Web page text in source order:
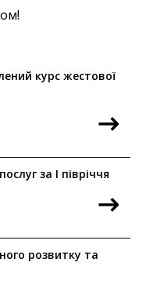
курс жестової
за I півріччя
розвитку та